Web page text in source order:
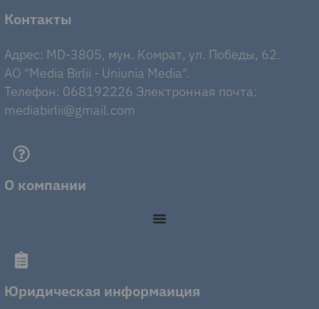
Контакты
Адрес: MD-3805, мун. Комрат, ул. Победы, 62.
AO "Media Birlii - Uniunia Media".
Телефон: 068192226 Электронная почта:
mediabirlii@gmail.com
О компании
Юридическая информаиция